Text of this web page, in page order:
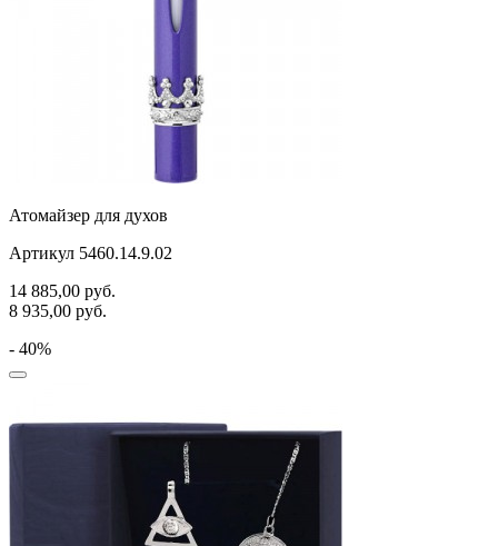
Атомайзер для духов
Артикул 5460.14.9.02
14 885,00 руб.
8 935,00 руб.
- 40%